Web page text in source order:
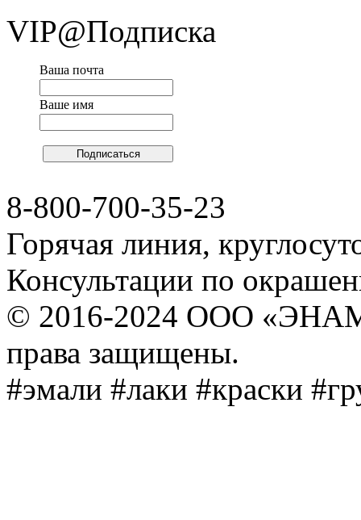
VIP@Подписка
Ваша почта
Ваше имя
8-800-700-35-23
Горячая линия,
Консультации по
© 2016-2024 ООО
права защищены.
#эмали #лаки #краски